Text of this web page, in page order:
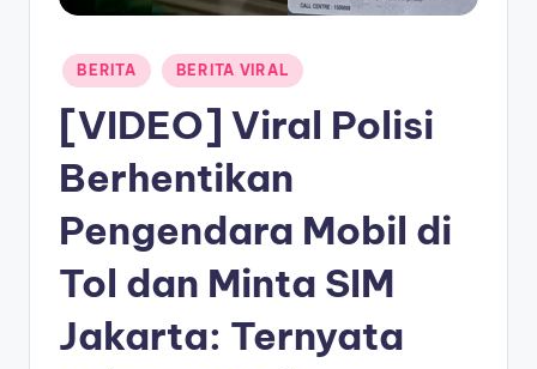
Posted
in
BERITA BERITA VIRAL
[VIDEO] Viral Polisi
Berhentikan
Pengendara Mobil di
Tol dan Minta SIM
Jakarta: Ternyata